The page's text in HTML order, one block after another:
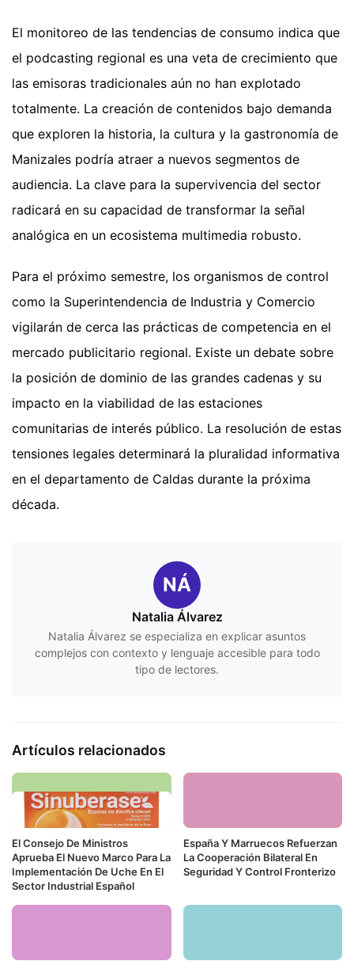
El monitoreo de las tendencias de consumo indica que
el podcasting regional es una veta de crecimiento que
las emisoras tradicionales aún no han explotado
totalmente. La creación de contenidos bajo demanda
que exploren la historia, la cultura y la gastronomía de
Manizales podría atraer a nuevos segmentos de
audiencia. La clave para la supervivencia del sector
radicará en su capacidad de transformar la señal
analógica en un ecosistema multimedia robusto.
Para el próximo semestre, los organismos de control
como la Superintendencia de Industria y Comercio
vigilarán de cerca las prácticas de competencia en el
mercado publicitario regional. Existe un debate sobre
la posición de dominio de las grandes cadenas y su
impacto en la viabilidad de las estaciones
comunitarias de interés público. La resolución de estas
tensiones legales determinará la pluralidad informativa
en el departamento de Caldas durante la próxima
década.
NÁ
Natalia Álvarez
Natalia Álvarez se especializa en explicar asuntos
complejos con contexto y lenguaje accesible para todo
tipo de lectores.
Artículos relacionados
El Consejo De Ministros
Aprueba El Nuevo Marco Para La
Implementación De Uche En El
Sector Industrial Español
España Y Marruecos Refuerzan
La Cooperación Bilateral En
Seguridad Y Control Fronterizo